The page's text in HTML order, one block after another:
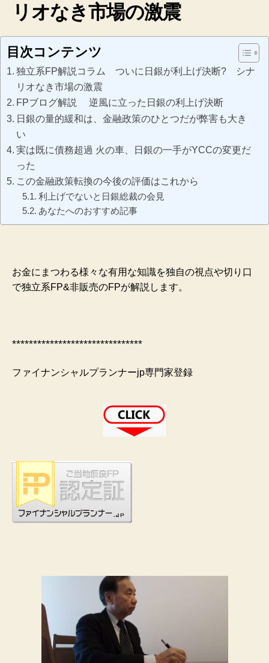
リオなき市場の激震
目次コンテンツ
独立系FP解説コラム ついに日銀が利上げ決断? シナ
リオなき市場の激震
FPブログ解説 逆風に立った日銀の利上げ決断
日銀の量的緩和は、金融政策のひとつだが弊害も大き
い
実は既に債務超過 火の車、日銀の一手がYCCの変更だ
った
この金融政策転換の今後の評価はこれから
利上げでないと日銀総裁の会見
あなたへのおすすめ記事
お金にまつわる様々な有用な知識を独自の視点や切り口
で独立系FP&非販売のFPが解説します。
*******************************
ファイナンシャルプランナーjp専門家登録